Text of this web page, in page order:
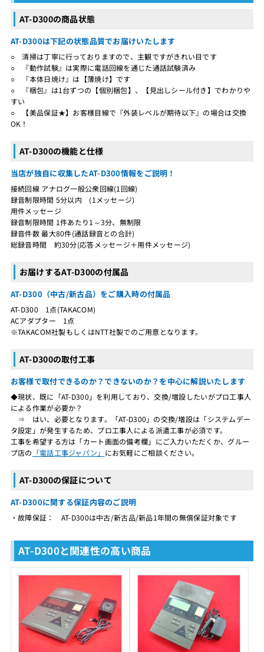
AT-D300の商品状態
AT-D300は下記の状態品質でお届けいたします
○ 清掃は丁寧に行っておりますので、主観ですがきれい目です
○ 『動作試験』は実際に電話回線を通じた通話試験済み
○ 『本体日焼け』は【薄焼け】です
○ 『梱包』は1台ずつの【個別梱包】、【見出しシール付き】でわかりや
すい
○ 【美品保証★】お客様目線で『外装レベルが期待以下』の場合は交換
OK！
AT-D300の機能と仕様
当店が独自に収集したAT-D300情報をご説明！
接続回線 アナログ一般公衆回線(1回線)
録音制限時間 5分以内 (1メッセージ)
用件メッセージ
録音制限時間 1件あたり1～3分、無制限
録音件数 最大80件(通話録音との合計)
総録音時間 約30分(応答メッセージ＋用件メッセージ)
お届けするAT-D300の付属品
AT-D300（中古/新古品）をご購入時の付属品
AT-D300 1点(TAKACOM)
ACアダプター 1点
※TAKACOM社製もしくはNTT社製でのご用意となります。
AT-D300の取付工事
お客様で取付できるのか？できないのか？を中心に解説いたします
◆現状、既に「AT-D300」を利用しており、交換/増設したいがプロ工事人
による作業が必要か？
⇒ はい、必要となります。「AT-D300」の交換/増設は「システムデー
タ設定」が発生するため、プロ工事人による派遣工事が必須です。
工事を希望する方は「カート画面の備考欄」にご入力いただくか、グルー
プ店の 「電話工事ジャパン」 にお気軽にご相談ください。
AT-D300の保証について
AT-D300に関する保証内容のご説明
・故障保証： AT-D300は中古/新古品/新品1年間の無償保証対象です
AT-D300と関連性の高い商品